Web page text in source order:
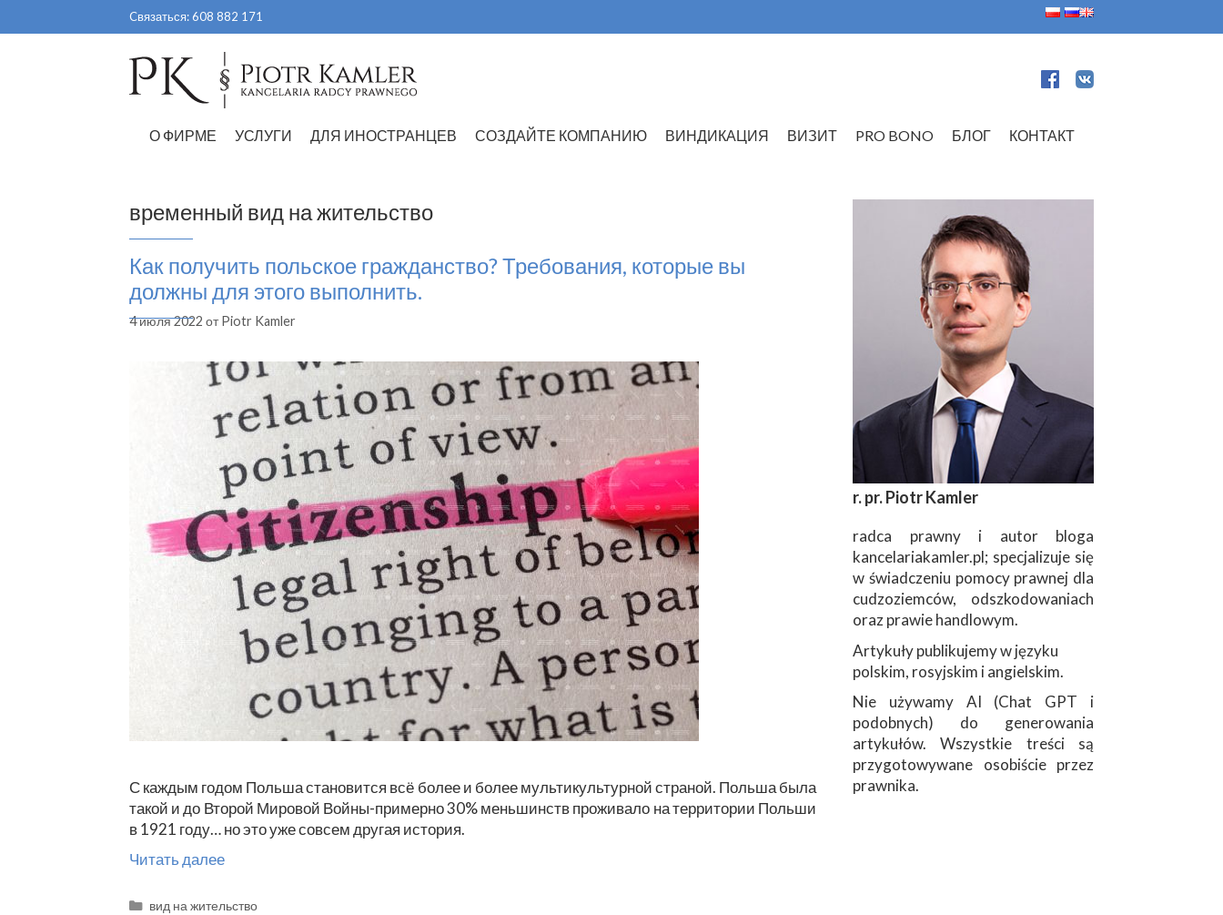
к
Cвязаться:608 882 171
О ФИРМЕ УСЛУГИ ДЛЯ ИНОСТРАНЦЕВ СОЗДАЙТЕ КОМПАНИЮ ВИНДИКАЦИЯ ВИЗИТ PRO BONO БЛОГ КОНТАКТ
временный вид на жительство
Как получить польское гражданство? Требования, которые вы
должны для этого выполнить.
4 июля 2022 отPiotr Kamler
С каждым годом Польша становится всё более и более мультикультурной страной. Польша была
такой и до Второй Мировой Войны-примерно 30% меньшинств проживало на территории Польши
в 1921 году… но это уже совсем другая история.
Читать далее
Рубрики
вид на жительство
r. pr. Piotr Kamler
radca prawny i autor bloga
kancelariakamler.pl; specjalizuje się
w świadczeniu pomocy prawnej dla
cudzoziemców, odszkodowaniach
oraz prawie handlowym.
Artykuły publikujemy w języku
polskim, rosyjskim i angielskim.
Nie używamy AI (Chat GPT i
podobnych) do generowania
artykułów. Wszystkie treści są
przygotowywane osobiście przez
prawnika.